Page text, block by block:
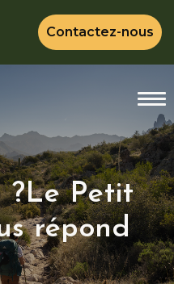
Contactez-nous
?Le Petit
répond